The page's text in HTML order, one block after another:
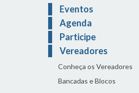
Eventos
Agenda
Participe
Vereadores
Conheça os Vereadores
Bancadas e Blocos